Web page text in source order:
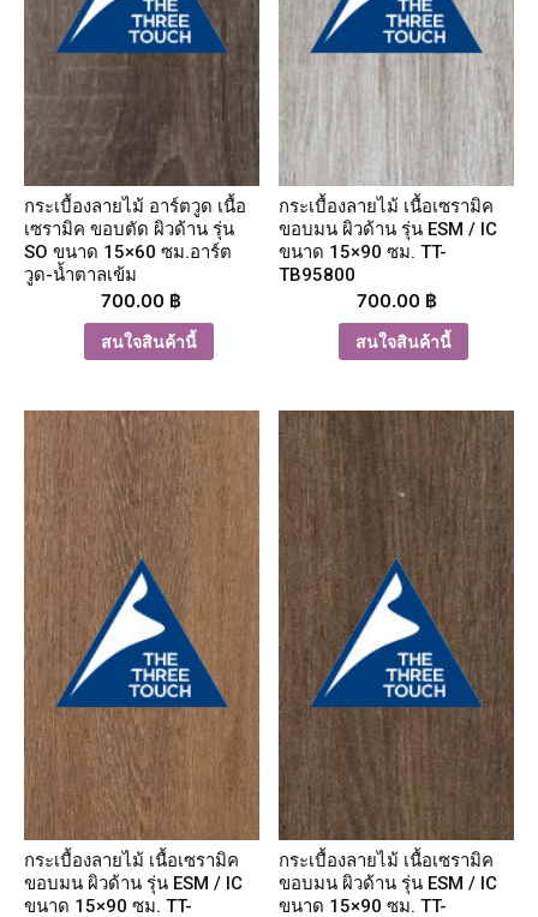
กระเบื้องลายไม้ อาร์ตวูด เนื้อ
เซรามิค ขอบตัด ผิวด้าน รุ่น
SO ขนาด 15×60 ซม.อาร์ต
วูด-น้ำตาลเข้ม
700.00 ฿
สนใจสินค้านี้
กระเบื้องลายไม้ เนื้อเซรามิค
ขอบมน ผิวด้าน รุ่น ESM / IC
ขนาด 15×90 ซม. TT-
TB95800
700.00 ฿
สนใจสินค้านี้
กระเบื้องลายไม้ เนื้อเซรามิค
ขอบมน ผิวด้าน รุ่น ESM / IC
ขนาด 15×90 ซม. TT-
กระเบื้องลายไม้ เนื้อเซรามิค
ขอบมน ผิวด้าน รุ่น ESM / IC
ขนาด 15×90 ซม. TT-